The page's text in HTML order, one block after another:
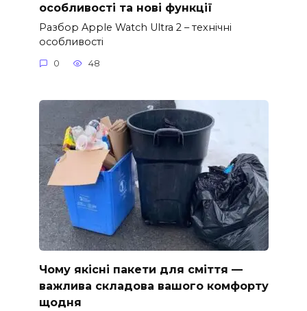
особливості та нові функції
Разбор Apple Watch Ultra 2 – технічні
особливості
0 48
Чому якісні пакети для сміття —
важлива складова вашого комфорту
щодня